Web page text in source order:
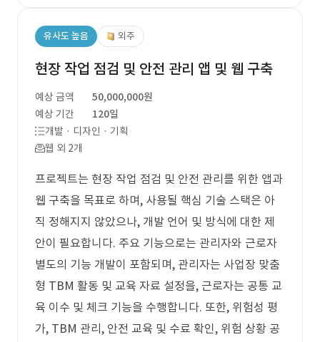
유사도 높음 외주
현장 작업 점검 및 안전 관리 앱 및 웹 구축
예상 금액
50,000,000원
예상 기간
120일
개발 · 디자인 · 기획
웹 외 2개
프로젝트는 현장 작업 점검 및 안전 관리를 위한 앱과
웹 구축을 목표로 하며, 사용될 핵심 기술 스택은 아
직 정해지지 않았으나, 개발 언어 및 방식에 대한 제
안이 필요합니다. 주요 기능으로는 관리자와 근로자
별도의 기능 개발이 포함되며, 관리자는 사업장 맞춤
형 TBM 활동 및 교육 자료 설정을, 근로자는 공통 교
육 이수 및 체크 기능을 수행합니다. 또한, 위험성 평
가, TBM 관리, 안전 교육 및 수료 확인, 위험 상황 공